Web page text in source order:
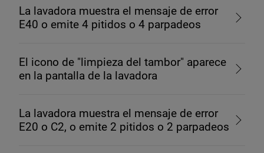
La lavadora muestra el mensaje de error
E40 o emite 4 pitidos o 4 parpadeos
El icono de "limpieza del tambor" aparece
en la pantalla de la lavadora
La lavadora muestra el mensaje de error
E20 o C2, o emite 2 pitidos o 2 parpadeos